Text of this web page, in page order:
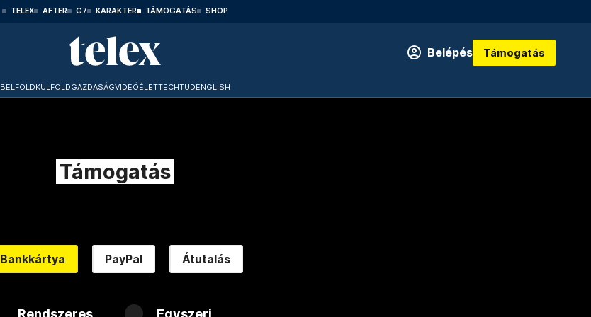
TELEX AFTER G7 KARAKTER TÁMOGATÁS SHOP
Belépés Támogatás
BELFÖLDKÜLFÖLDGAZDASÁGVIDEÓÉLETTECHTUDENGLISH
Támogatás
Bankkártya PayPal Átutalás
Rendszeres Egyszeri